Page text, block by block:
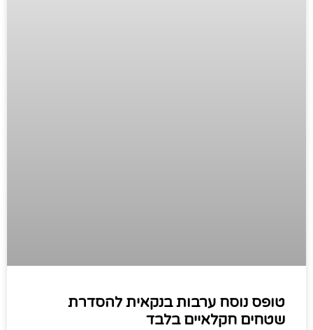
טופס נוסח ערבות בנקאית להסדרת
שטחים חקלאיים בלבד